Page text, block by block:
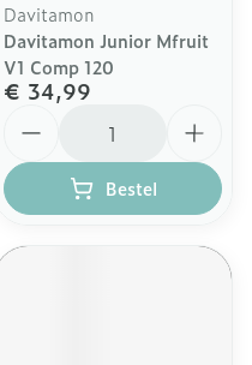
Davitamon
Davitamon Junior Mfruit
V1 Comp 120
€ 34,99
Bestel